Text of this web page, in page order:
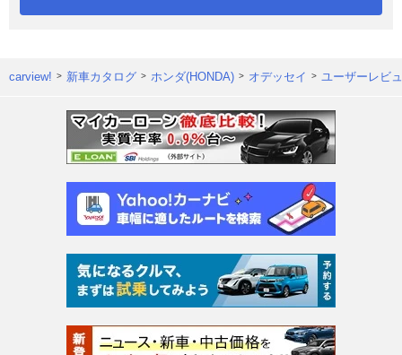
carview! 新車カタログ ホンダ(HONDA) オデッセイ ユーザーレビ